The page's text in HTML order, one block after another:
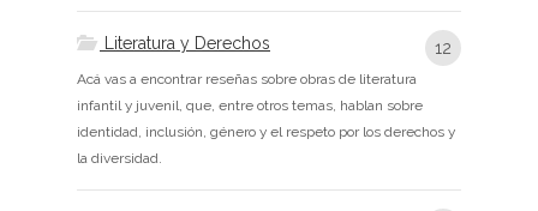
Literatura y Derechos 12
Acá vas a encontrar reseñas sobre obras de literatura
infantil y juvenil, que, entre otros temas, hablan sobre
identidad, inclusión, género y el respeto por los derechos y
la diversidad.